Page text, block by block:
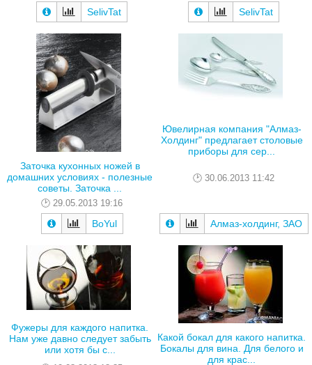
SelivTat SelivTat
Заточка кухонных ножей в
домашних условиях - полезные
советы. Заточка ...
29.05.2013 19:16
BoYul
Ювелирная компания "Алмаз-
Холдинг" предлагает столовые
приборы для сер...
30.06.2013 11:42
Алмаз-холдинг, ЗАО
Фужеры для каждого напитка.
Нам уже давно следует забыть
или хотя бы с...
Какой бокал для какого напитка.
Бокалы для вина. Для белого и
для крас...